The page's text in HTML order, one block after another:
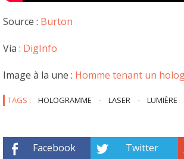
Source : Burton
Via : DigInfo
Image à la une : Homme tenant un
TAGS : HOLOGRAMME - LASER - LUMIÈRE
Facebook Twitter